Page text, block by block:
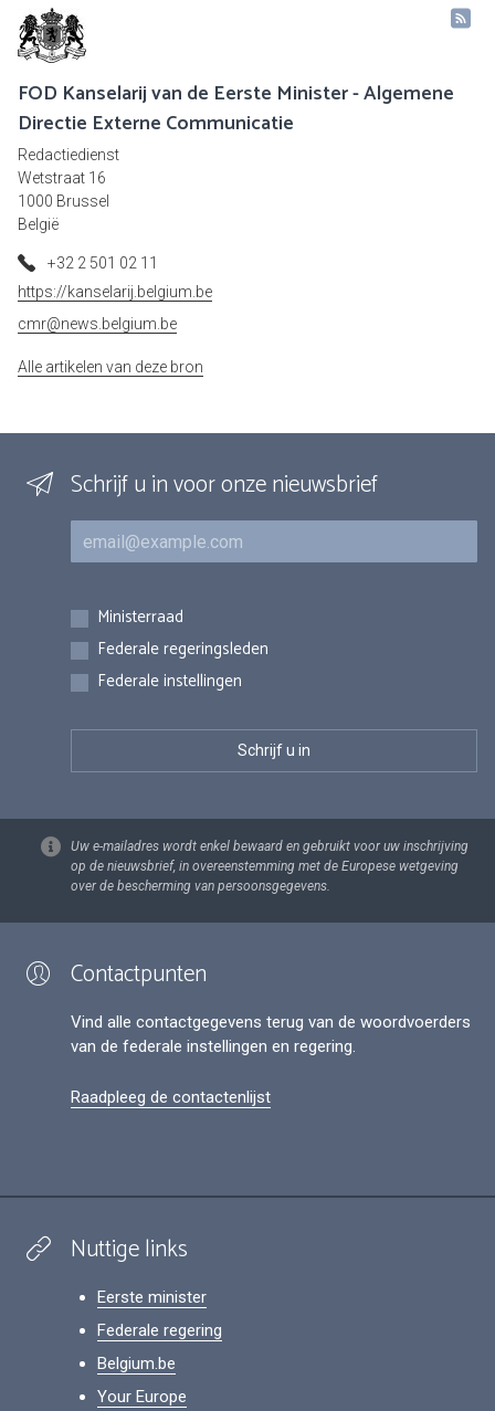
FOD Kanselarij van de Eerste Minister - Algemene
Directie Externe Communicatie
Redactiedienst
Wetstraat 16
1000 Brussel
België
+32 2 501 02 11
https://kanselarij.belgium.be
cmr@news.belgium.be
Alle artikelen van deze bron
Schrijf u in voor onze nieuwsbrief
E-mail
Inschrijvingen
Ministerraad
Federale regeringsleden
Federale instellingen
Uw e-mailadres wordt enkel bewaard en gebruikt voor uw inschrijving
op de nieuwsbrief, in overeenstemming met de Europese wetgeving
over de bescherming van persoonsgegevens.
Contactpunten
Vind alle contactgegevens terug van de woordvoerders
van de federale instellingen en regering.
Raadpleeg de contactenlijst
Nuttige links
Eerste minister
Federale regering
Belgium.be
Your Europe